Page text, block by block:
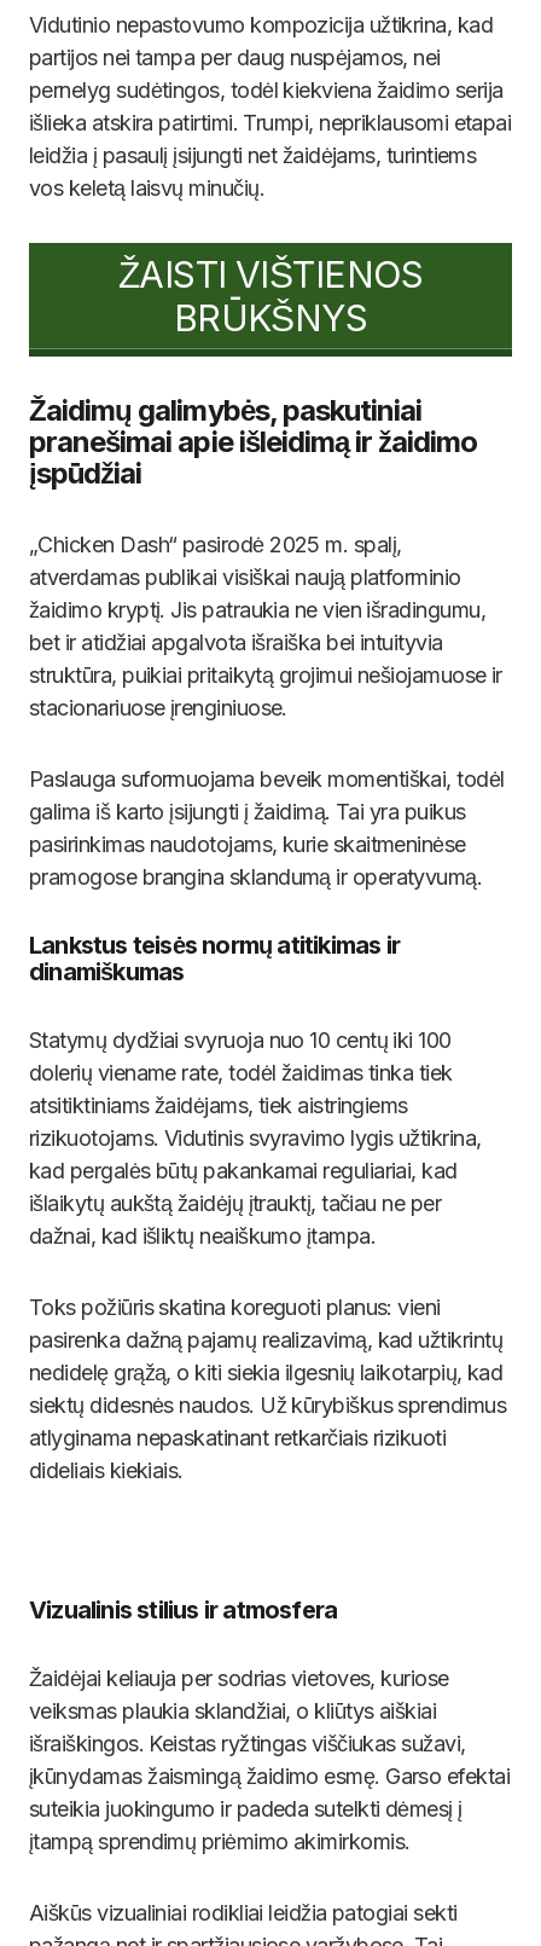
Vidutinio nepastovumo kompozicija užtikrina, kad
partijos nei tampa per daug nuspėjamos, nei
pernelyg sudėtingos, todėl kiekviena žaidimo serija
išlieka atskira patirtimi. Trumpi, nepriklausomi etapai
leidžia į pasaulį įsijungti net žaidėjams, turintiems
vos keletą laisvų minučių.
ŽAISTI VIŠTIENOS
BRŪKŠNYS
Žaidimų galimybės, paskutiniai
pranešimai apie išleidimą ir žaidimo
įspūdžiai
„Chicken Dash“ pasirodė 2025 m. spalį,
atverdamas publikai visiškai naują platforminio
žaidimo kryptį. Jis patraukia ne vien išradingumu,
bet ir atidžiai apgalvota išraiška bei intuityvia
struktūra, puikiai pritaikytą grojimui nešiojamuose ir
stacionariuose įrenginiuose.
Paslauga suformuojama beveik momentiškai, todėl
galima iš karto įsijungti į žaidimą. Tai yra puikus
pasirinkimas naudotojams, kurie skaitmeninėse
pramogose brangina sklandumą ir operatyvumą.
Lankstus teisės normų atitikimas ir
dinamiškumas
Statymų dydžiai svyruoja nuo 10 centų iki 100
dolerių viename rate, todėl žaidimas tinka tiek
atsitiktiniams žaidėjams, tiek aistringiems
rizikuotojams. Vidutinis svyravimo lygis užtikrina,
kad pergalės būtų pakankamai reguliariai, kad
išlaikytų aukštą žaidėjų įtrauktį, tačiau ne per
dažnai, kad išliktų neaiškumo įtampa.
Toks požiūris skatina koreguoti planus: vieni
pasirenka dažną pajamų realizavimą, kad užtikrintų
nedidelę grąžą, o kiti siekia ilgesnių laikotarpių, kad
siektų didesnės naudos. Už kūrybiškus sprendimus
atlyginama nepaskatinant retkarčiais rizikuoti
dideliais kiekiais.
Vizualinis stilius ir atmosfera
Žaidėjai keliauja per sodrias vietoves, kuriose
veiksmas plaukia sklandžiai, o kliūtys aiškiai
išraiškingos. Keistas ryžtingas viščiukas sužavi,
įkūnydamas žaismingą žaidimo esmę. Garso efektai
suteikia juokingumo ir padeda sutelkti dėmesį į
įtampą sprendimų priėmimo akimirkomis.
Aiškūs vizualiniai rodikliai leidžia patogiai sekti